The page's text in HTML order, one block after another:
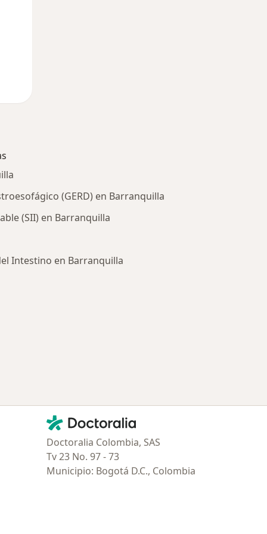
(GERD) en Barranquilla
(SII) en Barranquilla
Intestino en Barranquilla
Contacto
Doctoralia - Página de inicio
Doctoralia Colombia, SAS
Tv 23 No. 97 - 73
Municipio: Bogotá D.C., Colombia